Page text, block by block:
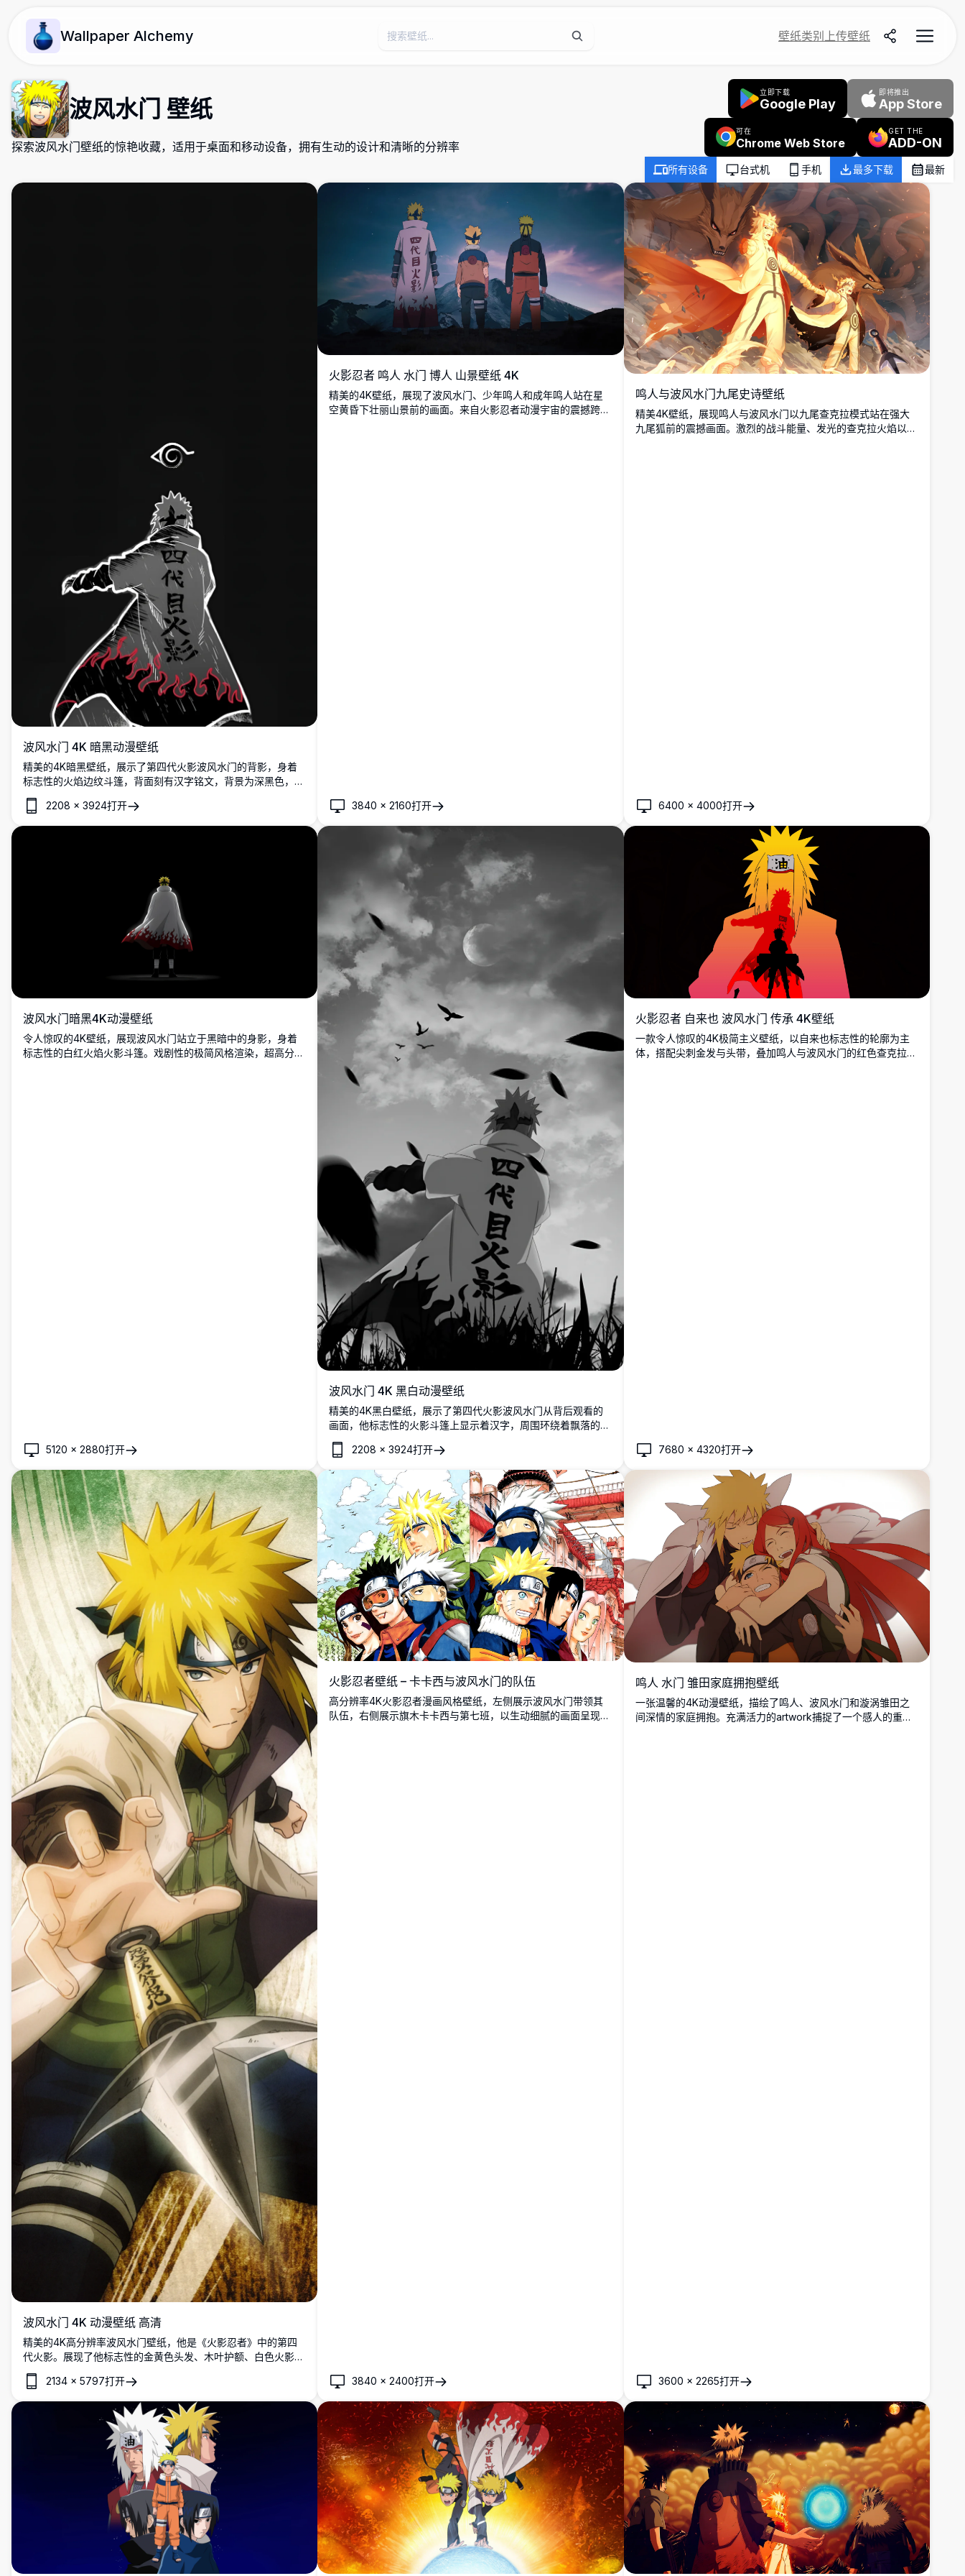
Wallpaper Alchemy 壁纸类别 上传壁纸
波风水门 壁纸
探索波风水门壁纸的惊艳收藏，适用于桌面和移动设备，拥有生动的设计和清晰的分辨率
立即下载
Google Play
即将推出
App Store
可在
Chrome Web Store
GET THE
ADD-ON
所有设备 台式机 手机 最多下载 最新
波风水门 4K 暗黑动漫壁纸
精美的4K暗黑壁纸，展示了第四代火影波风水门的背影，身着
标志性的火焰边纹斗篷，背面刻有汉字铭文，背景为深黑色，配
有木叶村徽标。
2208 × 3924打开
火影忍者 鸣人 水门 博人 山景壁纸 4K
精美的4K壁纸，展现了波风水门、少年鸣人和成年鸣人站在星
空黄昏下壮丽山景前的画面。来自火影忍者动漫宇宙的震撼跨代
3840 ×2160打开
鸣人与波风水门九尾史诗壁纸
精美4K壁纸，展现鸣人与波风水门以九尾查克拉模式站在强大
九尾狐前的震撼画面。激烈的战斗能量、发光的查克拉火焰以及
6400 × 4000打开
波风水门暗黑4K动漫壁纸
令人惊叹的4K壁纸，展现波风水门站立于黑暗中的身影，身着
标志性的白红火焰火影斗篷。戏剧性的极简风格渲染，超高分辨
5120 × 2880打开
波风水门 4K 黑白动漫壁纸
精美的4K黑白壁纸，展示了第四代火影波风水门从背后观看的
画面，他标志性的火影斗篷上显示着汉字，周围环绕着飘落的花
瓣、飞鸟以及戏剧性的月夜天空。
2208 ×3924打开
火影忍者 自来也 波风水门 传承 4K壁纸
一款令人惊叹的4K极简主义壁纸，以自来也标志性的轮廓为主
体，搭配尖刺金发与头带，叠加鸣人与波风水门的红色查克拉形
7680 × 4320打开
波风水门 4K 动漫壁纸 高清
精美的4K高分辨率波风水门壁纸，他是《火影忍者》中的第四
代火影。展现了他标志性的金黄色头发、木叶护额、白色火影披
风，以及在动感战斗姿势中手持神雷之神苦无的经典形象。
2134 × 5797打开
火影忍者壁纸 – 卡卡西与波风水门的队伍
高分辨率4K火影忍者漫画风格壁纸，左侧展示波风水门带领其
队伍，右侧展示旗木卡卡西与第七班，以生动细腻的画面呈现标
3840 ×2400打开
鸣人 水门 雏田家庭拥抱壁纸
一张温馨的4K动漫壁纸，描绘了鸣人、波风水门和漩涡雏田之
间深情的家庭拥抱。充满活力的artwork捕捉了一个感人的重逢
3600 × 2265打开